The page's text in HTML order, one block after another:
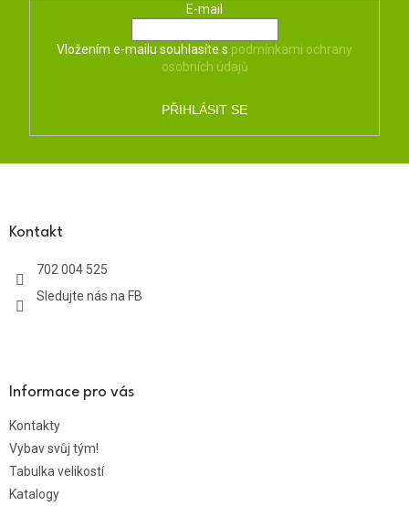
E-mail
Vložením e-mailu souhlasíte s podmínkami ochrany
osobních údajů
PŘIHLÁSIT SE
Kontakt
702 004 525
Sledujte nás na FB
Informace pro vás
Kontakty
Vybav svůj tým!
Tabulka velikostí
Katalogy